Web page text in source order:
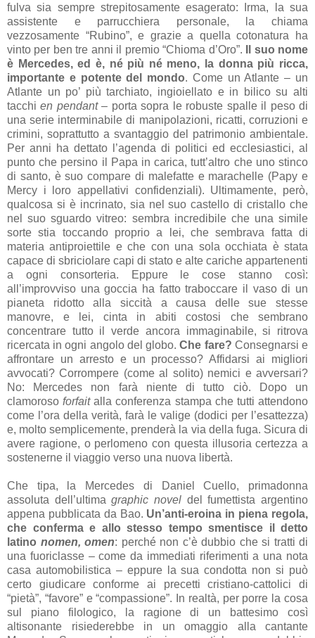
fulva sia sempre strepitosamente esagerato: Irma, la sua
assistente e parrucchiera personale, la chiama
vezzosamente “Rubino”, e grazie a quella cotonatura ha
vinto per ben tre anni il premio “Chioma d’Oro”.
Il suo nome
è Mercedes, ed è, né più né meno, la donna più ricca,
importante e potente del mondo. Come un Atlante – un
Atlante un po’ più tarchiato, ingioiellato e in bilico su alti
tacchien pendant– porta sopra le robuste spalle il peso di
una serie interminabile di manipolazioni, ricatti, corruzioni e
crimini, soprattutto a svantaggio del patrimonio ambientale.
Per anni ha dettato l’agenda di politici ed ecclesiastici, al
punto che persino il Papa in carica, tutt’altro che uno stinco
di santo, è suo compare di malefatte e marachelle (Papy e
Mercy i loro appellativi confidenziali). Ultimamente, però,
qualcosa si è incrinato, sia nel suo castello di cristallo che
nel suo sguardo vitreo: sembra incredibile che una simile
sorte stia toccando proprio a lei, che sembrava fatta di
materia antiproiettile e che con una sola occhiata è stata
capace di sbriciolare capi di stato e alte cariche appartenenti
a ogni consorteria. Eppure le cose stanno così:
all’improvviso una goccia ha fatto traboccare il vaso di un
pianeta ridotto alla siccità a causa delle sue stesse
manovre, e lei, cinta in abiti costosi che sembrano
concentrare tutto il verde ancora immaginabile, si ritrova
ricercata in ogni angolo del globo.Che fare? Consegnarsi e
affrontare un arresto e un processo? Affidarsi ai migliori
avvocati? Corrompere (come al solito) nemici e avversari?
No: Mercedes non farà niente di tutto ciò. Dopo un
clamorosoforfaitalla conferenza stampa che tutti attendono
come l’ora della verità, farà le valige (dodici per l’esattezza)
e, molto semplicemente, prenderà la via della fuga. Sicura di
avere ragione, o perlomeno con questa illusoria certezza a
sostenerne il viaggio verso una nuova libertà.
Che tipa, la Mercedes di Daniel Cuello, primadonna
assoluta dell’ultimagraphic novel del fumettista argentino
appena pubblicata da Bao. Un’anti-eroina in piena regola,
che conferma e allo stesso tempo smentisce il detto
latino nomen, omen: perché non c’è dubbio che si tratti di
una fuoriclasse – come da immediati riferimenti a una nota
casa automobilistica – eppure la sua condotta non si può
certo giudicare conforme ai precetti cristiano-cattolici di
“pietà”, “favore” e “compassione”. In realtà, per porre la cosa
sul piano filologico, la ragione di un battesimo così
altisonante risiederebbe in un omaggio alla cantante